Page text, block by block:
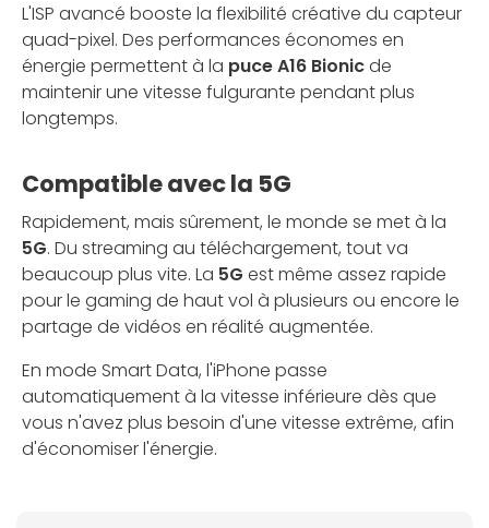
L'ISP avancé booste la flexibilité créative du capteur
quad-pixel. Des performances économes en
énergie permettent à la puce A16 Bionicde
maintenir une vitesse fulgurante pendant plus
longtemps.
Compatible avec la 5G
Rapidement, mais sûrement, le monde se met à la
5G. Du streaming au téléchargement, tout va
beaucoup plus vite. La 5G est même assez rapide
pour le gaming de haut vol à plusieurs ou encore le
partage de vidéos en réalité augmentée.
En mode Smart Data, l'iPhone passe
automatiquement à la vitesse inférieure dès que
vous n'avez plus besoin d'une vitesse extrême, afin
d'économiser l'énergie.